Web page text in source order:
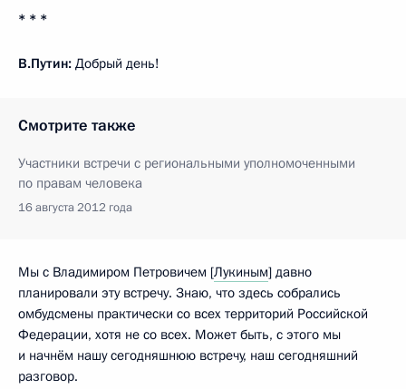
* * *
В.Путин: Добрый день!
Смотрите также
Участники встречи с региональными уполномоченными
по правам человека
16 августа 2012 года
Мы с Владимиром Петровичем [Лукиным] давно
планировали эту встречу. Знаю, что здесь собрались
омбудсмены практически со всех территорий Российской
Федерации, хотя не со всех. Может быть, с этого мы
и начнём нашу сегодняшнюю встречу, наш сегодняшний
разговор.